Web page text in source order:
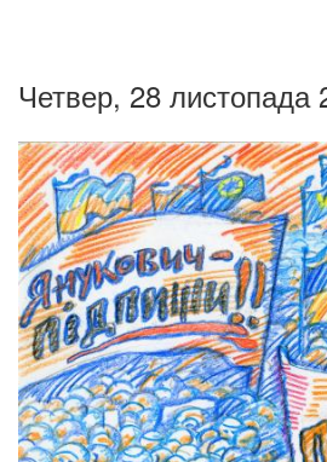
Четвер, 28 листопада